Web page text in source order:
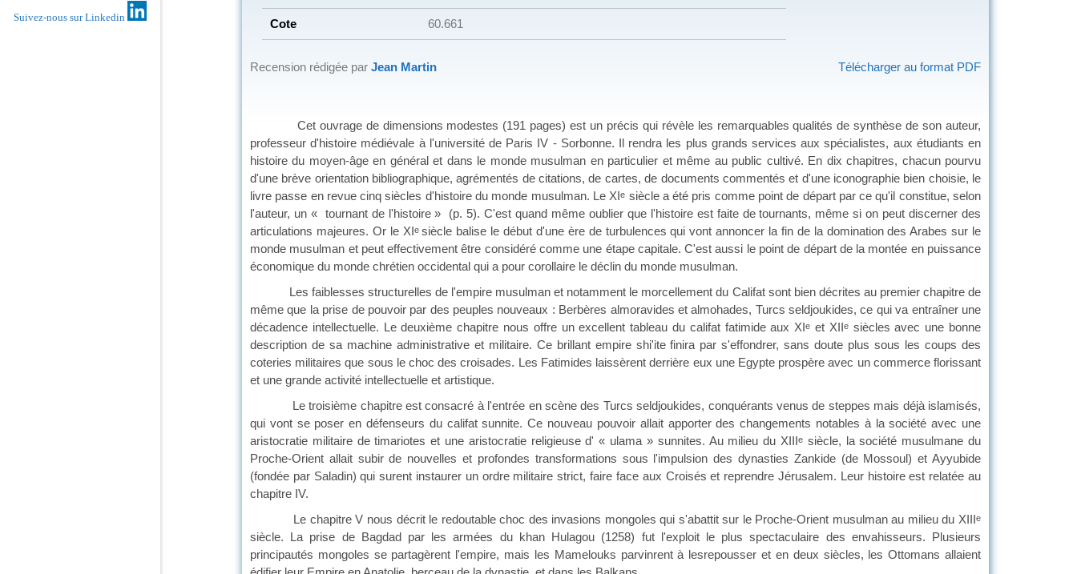
Suivez-nous sur Linkedin Cote 60.661
Télécharger au format PDF
Recension rédigée par Jean Martin
Cet ouvrage de dimensions modestes (191 pages) est un précis qui révèle les remarquables qualités de synthèse de son auteur,
professeur d'histoire médiévale à l'université de Paris IV - Sorbonne. Il rendra les plus grands services aux spécialistes, aux étudiants en
histoire du moyen-âge en général et dans le monde musulman en particulier et même au public cultivé. En dix chapitres, chacun pourvu
d'une brève orientation bibliographique, agrémentés de citations, de cartes, de documents commentés et d'une iconographie bien choisie, le
livre passe en revue cinq siècles d'histoire du monde musulman. Le XIe siècle a été pris comme point de départ par ce qu'il constitue, selon
l'auteur, un « tournant de l'histoire » (p. 5). C'est quand même oublier que l'histoire est faite de tournants, même si on peut discerner des
articulations majeures. Or le XIesiècle balise le début d'une ère de turbulences qui vont annoncer la fin de la domination des Arabes sur le
monde musulman et peut effectivement être considéré comme une étape capitale. C'est aussi le point de départ de la montée en puissance
économique du monde chrétien occidental qui a pour corollaire le déclin du monde musulman.
Les faiblesses structurelles de l'empire musulman et notamment le morcellement du Califat sont bien décrites au premier chapitre de
même que la prise de pouvoir par des peuples nouveaux : Berbères almoravides et almohades, Turcs seldjoukides, ce qui va entraîner une
décadence intellectuelle. Le deuxième chapitre nous offre un excellent tableau du califat fatimide aux XIe et XIIesiècles avec une bonne
description de sa machine administrative et militaire. Ce brillant empire shi'ite finira par s'effondrer, sans doute plus sous les coups des
coteries militaires que sous le choc des croisades. Les Fatimides laissèrent derrière eux une Egypte prospère avec un commerce florissant
et une grande activité intellectuelle et artistique.
Le troisième chapitre est consacré à l'entrée en scène des Turcs seldjoukides, conquérants venus de steppes mais déjà islamisés,
qui vont se poser en défenseurs du califat sunnite. Ce nouveau pouvoir allait apporter des changements notables à la société avec une
aristocratie militaire de timariotes et une aristocratie religieuse d' « ulama » sunnites. Au milieu du XIIIesiècle, la société musulmane du
Proche-Orient allait subir de nouvelles et profondes transformations sous l'impulsion des dynasties Zankide (de Mossoul) et Ayyubide
(fondée par Saladin) qui surent instaurer un ordre militaire strict, faire face aux Croisés et reprendre Jérusalem. Leur histoire est relatée au
chapitre IV.
Le chapitre V nous décrit le redoutable choc des invasions mongoles qui s'abattit sur le Proche-Orient musulman au milieu du XIIIe
siècle. La prise de Bagdad par les armées du khan Hulagou (1258) fut l'exploit le plus spectaculaire des envahisseurs. Plusieurs
principautés mongoles se partagèrent l'empire, mais les Mamelouks parvinrent à lesrepousser et en deux siècles, les Ottomans allaient